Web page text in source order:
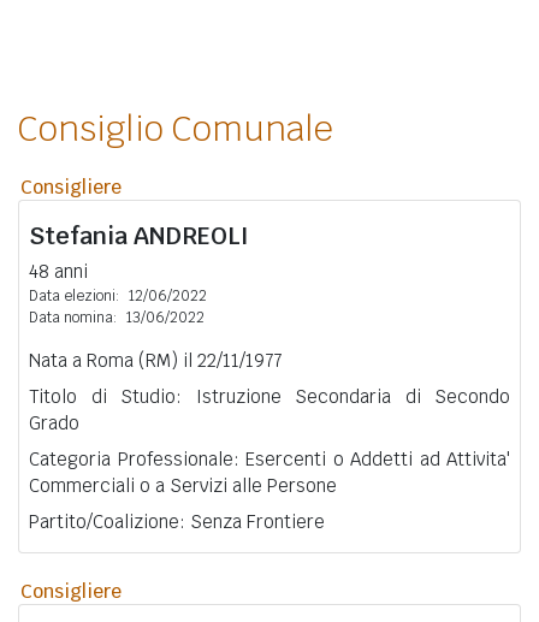
Consiglio Comunale
Consigliere
StefaniaANDREOLI
48 anni
Data elezioni: 12/06/2022
Data nomina: 13/06/2022
Nata a Roma (RM) il 22/11/1977
Titolo di Studio: Istruzione Secondaria di Secondo
Grado
Categoria Professionale: Esercenti o Addetti ad Attivita'
Commerciali o a Servizi alle Persone
Partito/Coalizione: Senza Frontiere
Consigliere